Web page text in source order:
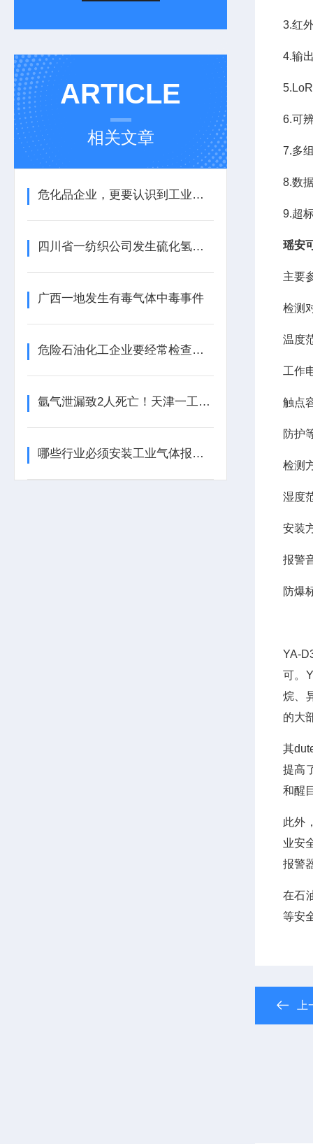
ARTICLE
相关文章
危化品企业，更要认识到工业气体报警器的重要性
四川省一纺织公司发生硫化氢中毒事件
广西一地发生有毒气体中毒事件
危险石油化工企业要经常检查工业气体报警器的报警效果
氩气泄漏致2人死亡！天津一工业园内发生安全事故
哪些行业必须安装工业气体报警器？这些地方不装可能违法！
3.红
4.输
6.可
7.多
8.数
9.超
瑶安
主要
检测
温度
工作
触点
防护
检测
湿度
安装
报警
防爆
YA-
可。
烷、
的大
其
提高
和醒
此外
业安
报警
在石
等安